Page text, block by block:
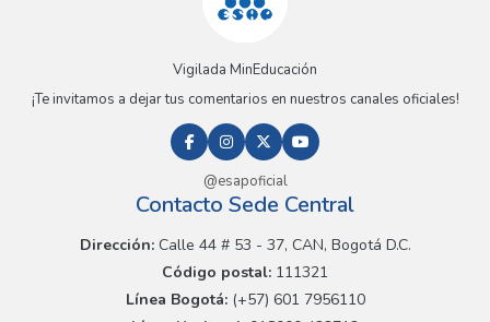
Vigilada MinEducación
¡Te invitamos a dejar tus comentarios en nuestros canales oficiales!
@esapoficial
Contacto Sede Central
Dirección:Calle 44 # 53 - 37, CAN, Bogotá D.C.
Código postal: 111321
Línea Bogotá:(+57) 601 7956110